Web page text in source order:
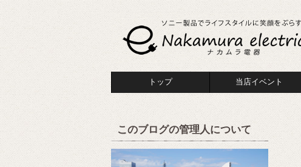
トップ 当店イベント
このブログの管理人について